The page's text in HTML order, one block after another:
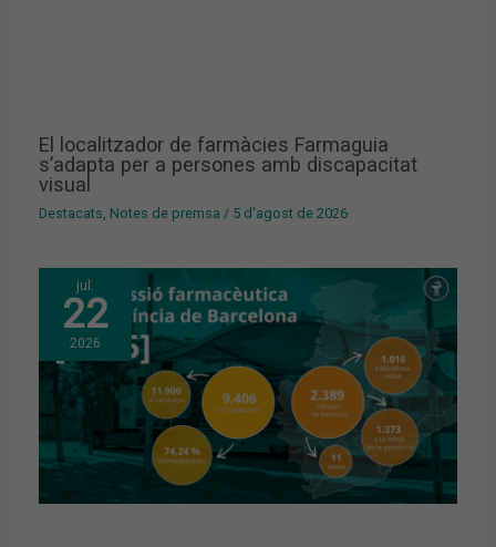
El localitzador de farmàcies Farmaguia
s’adapta per a persones amb discapacitat
visual
Destacats Notes de premsa / 5 d'agost de 2026
jul.
22
2026